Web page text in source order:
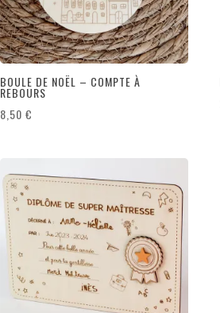
BOULE DE NOËL – COMPTE À
REBOURS
8,50€